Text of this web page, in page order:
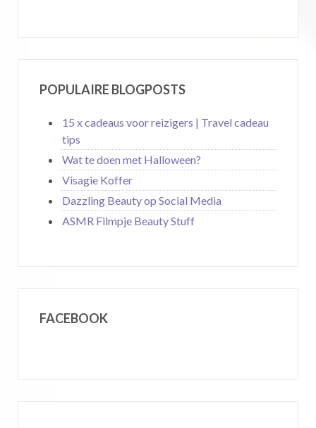
POPULAIRE BLOGPOSTS
15 x cadeaus voor reizigers | Travel cadeau
tips
Wat te doen met Halloween?
Visagie Koffer
Dazzling Beauty op Social Media
ASMR Filmpje Beauty Stuff
FACEBOOK